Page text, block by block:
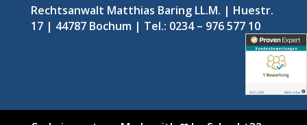
Rechtsanwalt Matthias Baring LL.M. | Huestr.
17 | 44787 Bochum | Tel.: 0234 – 976 577 10